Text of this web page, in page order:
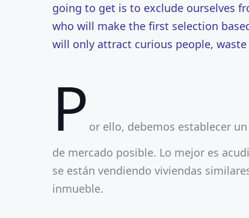
going to get is to exclude ourselves
who will make the first selection
will only attract curious people,
P or ello, debemos establecer
de mercado posible. Lo mejor es
se están vendiendo viviendas
inmueble.